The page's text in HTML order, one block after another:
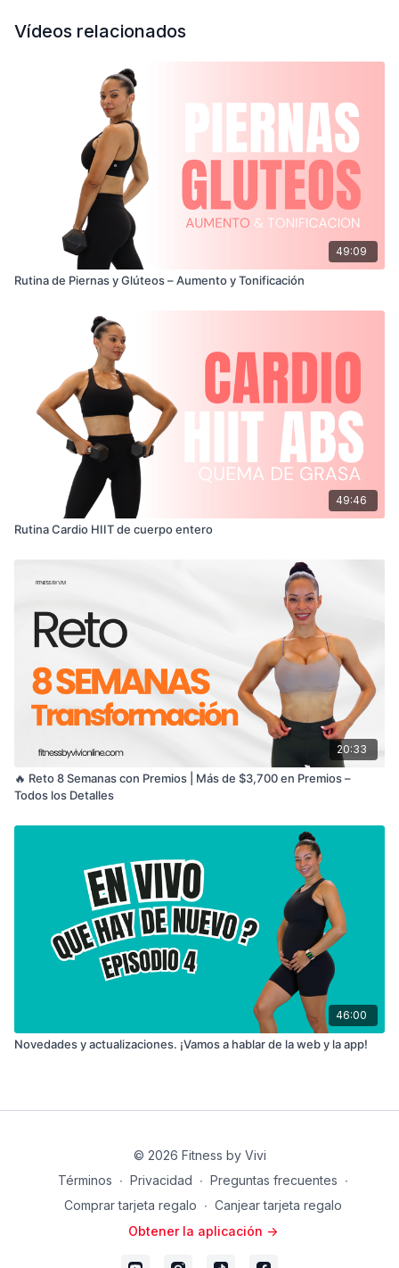
Vídeos relacionados
49:09
Rutina de Piernas y Glúteos – Aumento y Tonificación
49:46
Rutina Cardio HIIT de cuerpo entero
20:33
🔥 Reto 8 Semanas con Premios | Más de $3,700 en Premios –
Todos los Detalles
46:00
Novedades y actualizaciones. ¡Vamos a hablar de la web y la app!
© 2026 Fitness by Vivi
Términos ∙ Privacidad ∙ Preguntas frecuentes ∙
Comprar tarjeta regalo ∙ Canjear tarjeta regalo
Obtener la aplicación ->